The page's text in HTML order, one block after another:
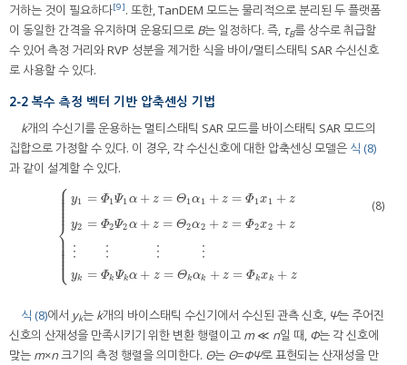
거하는 것이 필요하다[9]. 또한, TanDEM 모드는 물리적으로 분리된 두 플랫폼
이 동일한 간격을 유지하며 운용되므로 B는 일정하다. 즉, τB를 상수로 취급할
수 있어 측정 거리와 RVP 성분을 제거한 식을 바이/멀티스태틱 SAR 수신신호
로 사용할 수 있다.
2-2 복수 측정 벡터 기반 압축센싱 기법
k개의 수신기를 운용하는 멀티스태틱 SAR 모드를 바이스태틱 SAR 모드의
집합으로 가정할 수 있다. 이 경우, 각 수신신호에 대한 압축센싱 모델은 식 (8)
과 같이 설계할 수 있다.
⎧
⎩
⎨
⎪
⎪
⎪⎪⎪⎪⎪
⎪⎪⎪⎪⎪⎪⎪
y1 = Φ1Ψ1α + z = Θ1α1 + z = Φ1x1 + z
y2 = Φ2Ψ2α + z = Θ2α2 + z = Φ2x2 + z
⋮ ⋮ ⋮ ⋮
yk = Φk Ψkα + z = Θkαk + z = Φkxk + z
y1
(8)
식 (8)에서 yk는 k개의 바이스태틱 수신기에서 수신된 관측 신호, Ψ는 주어진
신호의 산재성을 만족시키기 위한 변환 행렬이고 m≪ n일 때, Φ는 각 신호에
맞는 m×n크기의 측정 행렬을 의미한다. Θ는 Θ=ΦΨ로 표현되는 산재성을 만